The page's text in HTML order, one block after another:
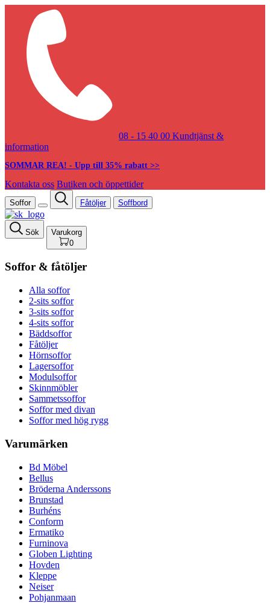
08 - 15 40 00Kundtjänst &
information
SOMMAR REA! - Upp till 35% rabatt >>
Kontakta oss Butiken och öppettider
Soffor Fåtöljer Soffbord
Sök
Varukorg
0
Soffor & fåtöljer
Alla soffor
2-sits soffor
3-sits soffor
4-sits soffor
Bäddsoffor
Fåtöljer
Hörnsoffor
Lagersoffor
Modulsoffor
Skinnmöbler
Sammetssoffor
Soffor med divan
Soffor med hög rygg
Varumärken
Bd Möbel
Bellus
Bröderna Anderssons
Brunstad
Burhéns
Conform
Ermatiko
Furninova
Globen Lighting
Hovden
Kleppe
Neiser
Pohjanmaan